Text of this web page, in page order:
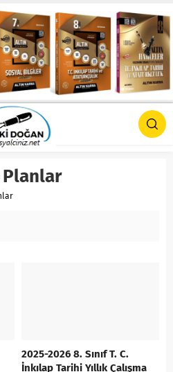
Planlar
2025-2026 8. Sınıf T. C.
İnkılap Tarihi Yıllık Çalışma